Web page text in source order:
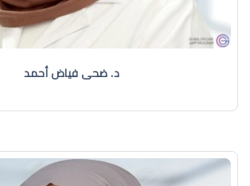
د. ضحى فياض أحمد